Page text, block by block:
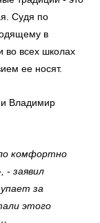
Судя по
в
во всех школах
ее носят.
Владимир
комфортно
- заявил
за
этого